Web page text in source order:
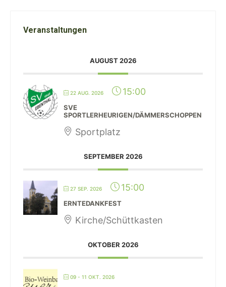
Veranstaltungen
AUGUST 2026
22 AUG. 2026 15:00
SVE
SPORTLERHEURIGEN/DÄMMERSCHOPPEN
Sportplatz
SEPTEMBER 2026
27 SEP. 2026 15:00
ERNTEDANKFEST
Kirche/Schüttkasten
OKTOBER 2026
09 - 11 OKT. 2026